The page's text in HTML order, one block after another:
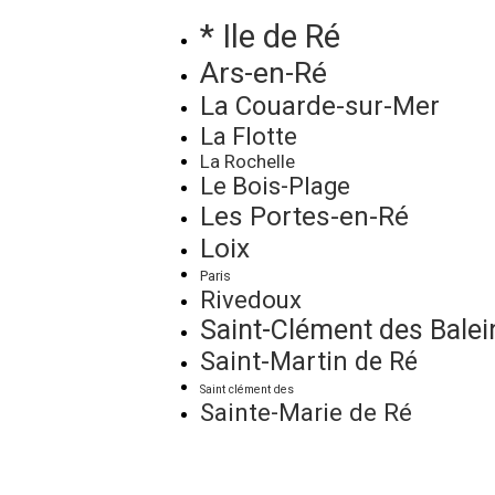
* Ile de Ré
Ars-en-Ré
La Couarde-sur-Mer
La Flotte
La Rochelle
Le Bois-Plage
Les Portes-en-Ré
Loix
Paris
Rivedoux
Saint-Clément des
Saint-Martin de Ré
Saint clément des
Sainte-Marie de Ré